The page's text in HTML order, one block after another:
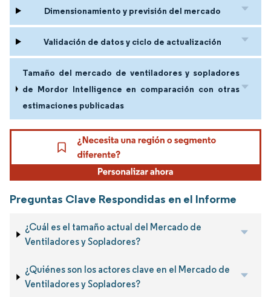
Dimensionamiento y previsión del mercado
Validación de datos y ciclo de actualización
Tamaño del mercado de ventiladores y sopladores
de Mordor Intelligence en comparación con otras
estimaciones publicadas
Preguntas Clave Respondidas en el Informe
¿Cuál es el tamaño actual del Mercado de
Ventiladores y Sopladores?
¿Quiénes son los actores clave en el Mercado de
Ventiladores y Sopladores?